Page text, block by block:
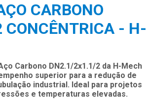
CARBONO
- H-
Carbono DN2.1/2x1.1/2 da H-Mech
superior para a redução de
industrial. Ideal para projetos
e temperaturas elevadas.